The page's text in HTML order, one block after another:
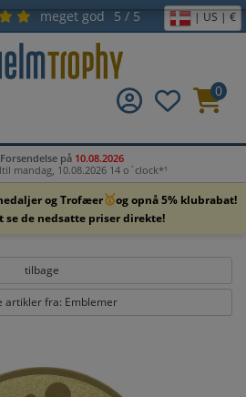
meget god 5 / 5 | US | €
0
Forsendelse på 10.08.2026
mandag, 10.08.2026 14 o`clock*¹
og Trofæer🥇og opnå 5% klubrabat!
se de nedsatte priser direkte!
tilbage
artikler fra: Emblemer